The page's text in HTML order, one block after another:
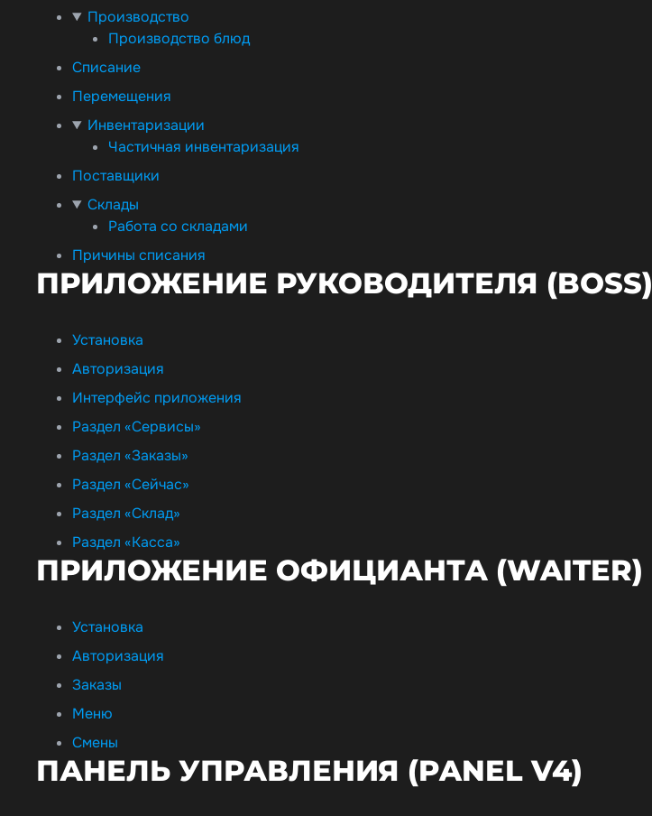
Производство
Производство блюд
Списание
Перемещения
Инвентаризации
Частичная инвентаризация
Поставщики
Склады
Работа со складами
Причины списания
ПРИЛОЖЕНИЕ РУКОВОДИТЕЛЯ (BOSS)
Установка
Авторизация
Интерфейс приложения
Раздел «Сервисы»
Раздел «Заказы»
Раздел «Сейчас»
Раздел «Склад»
Раздел «Касса»
ПРИЛОЖЕНИЕ ОФИЦИАНТА (WAITER)
Установка
Авторизация
Заказы
Меню
Смены
ПАНЕЛЬ УПРАВЛЕНИЯ (PANEL V4)